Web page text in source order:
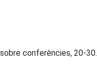
conferències, 20-30.